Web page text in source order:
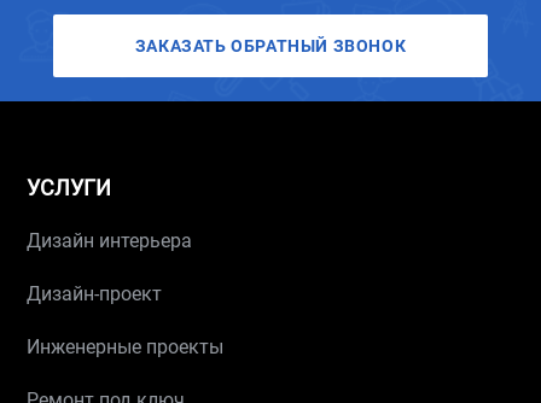
ЗАКАЗАТЬ ОБРАТНЫЙ ЗВОНОК
УСЛУГИ
Дизайн интерьера
Дизайн-проект
Инженерные проекты